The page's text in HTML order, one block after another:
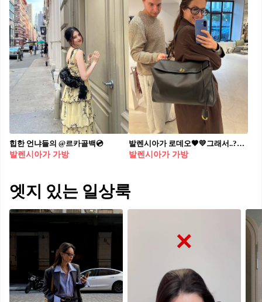
힙한 언냐들의 @르카골백💿
발렌시아가 가방
발렌시아가 로데오🖤💛그래서..??🤨
발렌시아가 가방
엣지 있는 일상룩